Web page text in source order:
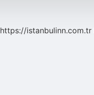
https://istanbulinn.com.tr